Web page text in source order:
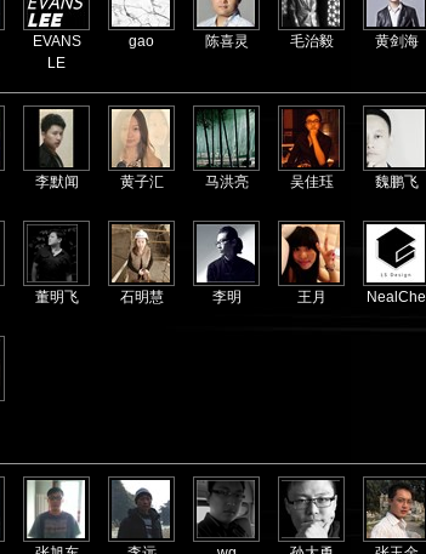
EVANS
LE
gao 陈喜灵 毛治毅 黄剑海
李默闻 黄子汇 马洪亮 吴佳珏 魏鹏飞
董明飞 石明慧 李明 王月 NealChe